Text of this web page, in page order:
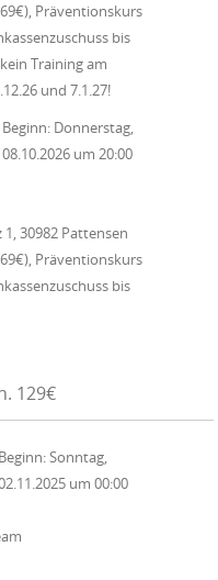
Präventionskurs
bis
Training am
und 7.1.27!
Beginn: Donnerstag,
08.10.2026 um 20:00
30982 Pattensen
Präventionskurs
bis
129€
Beginn:Sonntag,
um 00:00